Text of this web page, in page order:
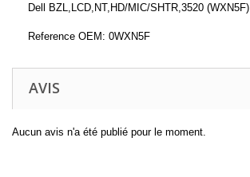
Dell BZL,LCD,NT,HD/MIC/SHTR,3520 (WXN5F)
Reference OEM: 0WXN5F
AVIS
Aucun avis n'a été publié pour le moment.